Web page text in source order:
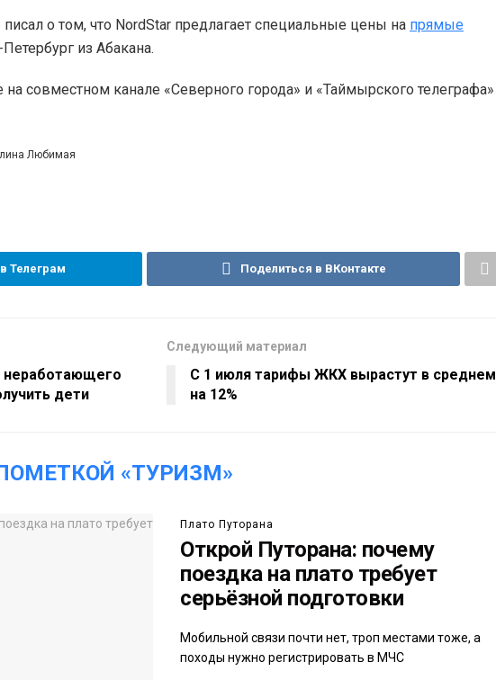
о том, что NordStar предлагает специальные цены на прямые
из Абакана.
на совместном канале «Северного города» и «Таймырского телеграфа»
Любимая
Телеграм Поделиться в ВКонтакте
неработающего
дети
Следующий материал
С 1 июля тарифы ЖКХ вырастут в среднем
на 12%
«ТУРИЗМ»
Плато Путорана
Открой Путорана: почему
поездка на плато требует
серьёзной подготовки
Мобильной связи почти нет, троп местами тоже, а
походы нужно регистрировать в МЧС